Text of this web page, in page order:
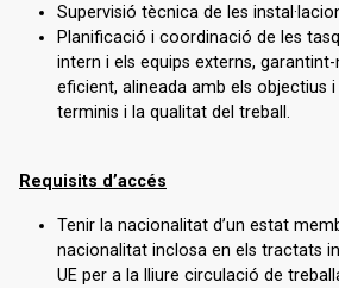
Supervisió tècnica de les
Planificació i coordinació de les
intern i els equips externs,
eficient, alineada amb els objectius
terminis i la qualitat del treball.
Requisits d’accés
Tenir la nacionalitat d’un estat
nacionalitat inclosa en els tractats
UE per a la lliure circulació de